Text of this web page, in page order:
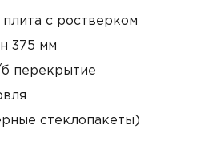
с ростверком
375 мм
перекрытие
стеклопакеты)